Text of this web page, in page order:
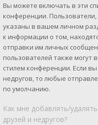
Вы можете включать в эти
конференции.
указаны в вашем личном
к информации о том,
отправки им личных
пользователей также могут
стилем конференции. Если
недругов, то любые
по умолчанию.
Как мне добавлять/
друзей и недругов?